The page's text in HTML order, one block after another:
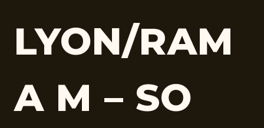
LYON/RAM
A M – SO